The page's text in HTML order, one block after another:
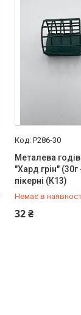
P286-30
Металева
"Хард грін" (30г
пікерні (К13)
Немає в
32 ₴
+380 (97) 949-